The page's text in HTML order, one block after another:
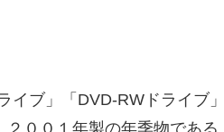
イブ」「DVD-RWドライブ